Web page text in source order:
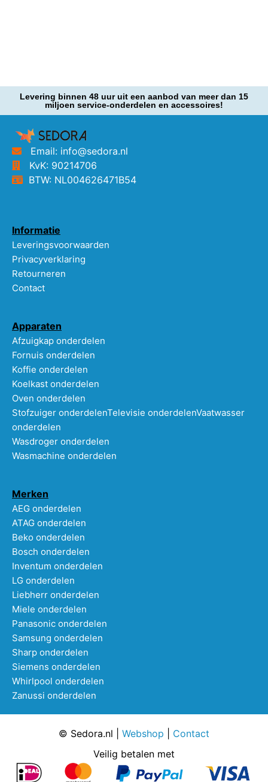
Levering binnen 48 uur uit een aanbod van meer dan 15
miljoen service-onderdelen en accessoires!
Email: info@sedora.nl
KvK: 90214706
BTW: NL004626471B54
Informatie
Leveringsvoorwaarden
Privacyverklaring
Retourneren
Contact
Apparaten
Afzuigkap onderdelen
Fornuis onderdelen
Koffie onderdelen
Koelkast onderdelen
Oven onderdelen
Stofzuiger onderdelenTelevisie onderdelenVaatwasser
onderdelen
Wasdroger onderdelen
Wasmachine onderdelen
Merken
AEG onderdelen
ATAG onderdelen
Beko onderdelen
Bosch onderdelen
Inventum onderdelen
LG onderdelen
Liebherr onderdelen
Miele onderdelen
Panasonic onderdelen
Samsung onderdelen
Sharp onderdelen
Siemens onderdelen
Whirlpool onderdelen
Zanussi onderdelen
© Sedora.nl | Webshop
Contact
Veilig betalen met